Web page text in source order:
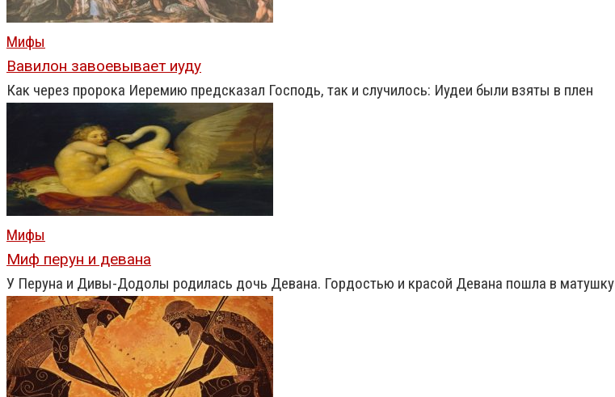
Мифы
Вавилон завоевывает иуду
Как через пророка Иеремию предсказал Господь, так и случилось: Иудеи были взяты в плен
Мифы
Миф перун и девана
У Перуна и Дивы-Додолы родилась дочь Девана. Гордостью и красой Девана пошла в матушку